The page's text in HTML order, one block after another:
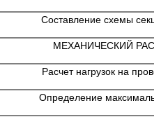
Составление схемы
МЕХАНИЧЕСКИЙ
Расчет нагрузок на
Определение